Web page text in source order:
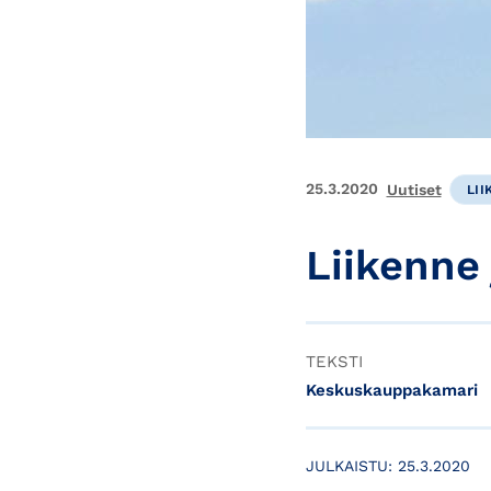
25.3.2020 Uutiset
TEKSTI
Keskuskauppakamari
JULKAISTU: 25.3.2020